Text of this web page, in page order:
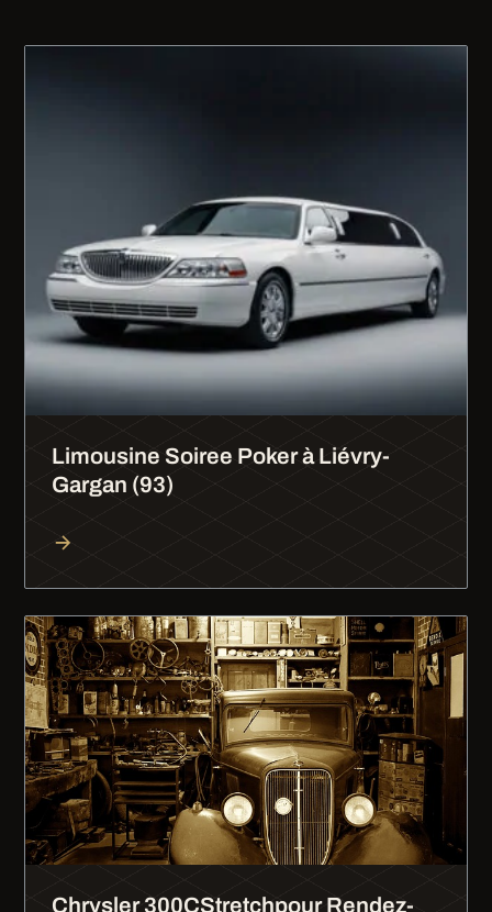
Limousine Soiree Poker à Liévry-
Gargan (93)
Chrysler 300CStretchpour Rendez-